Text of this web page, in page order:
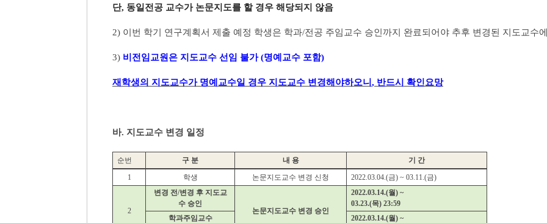
단, 동일전공 교수가 논문지도를 할 경우 해당되지 않음
2) 이번 학기 연구계획서 제출 예정 학생은 학과/전공 주임교수 승인까지 완료되어야 추후 변경된 지도교수
3) 비전임교원은 지도교수 선임 불가(명예교수 포함)
재학생의 지도교수가 명예교수일 경우 지도교수 변경해야하오니 , 반드시 확인요망
바. 지도교수 변경 일정
순번 구 분 내 용
기 간
1
학생 논문지도교수 변경 신청 2022.03.04.(금) ~ 03.11.(금)
2
변경 전/변경 후 지도교
수 승인
논문지도교수 변경 승인
2022.03.14.(월) ~
03.23.(목) 23:59
학과주임교수
2022.03.14.(월) ~